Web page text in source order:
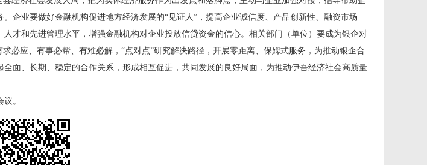
企业要做好金融机构促进地方经济发展的“见证人”，提高企业诚信度、产品创新性、融资市场
才和先进管理水平，增强金融机构对企业投放信贷资金的信心。相关部门（单位）要成为银企对
必应、有事必帮、有难必解，“点对点”研究解决路径，开展零距离、保姆式服务，为推动银企合
面、长期、稳定的合作关系，形成相互促进，共同发展的良好局面，为推动伊吾经济社会高质量
。